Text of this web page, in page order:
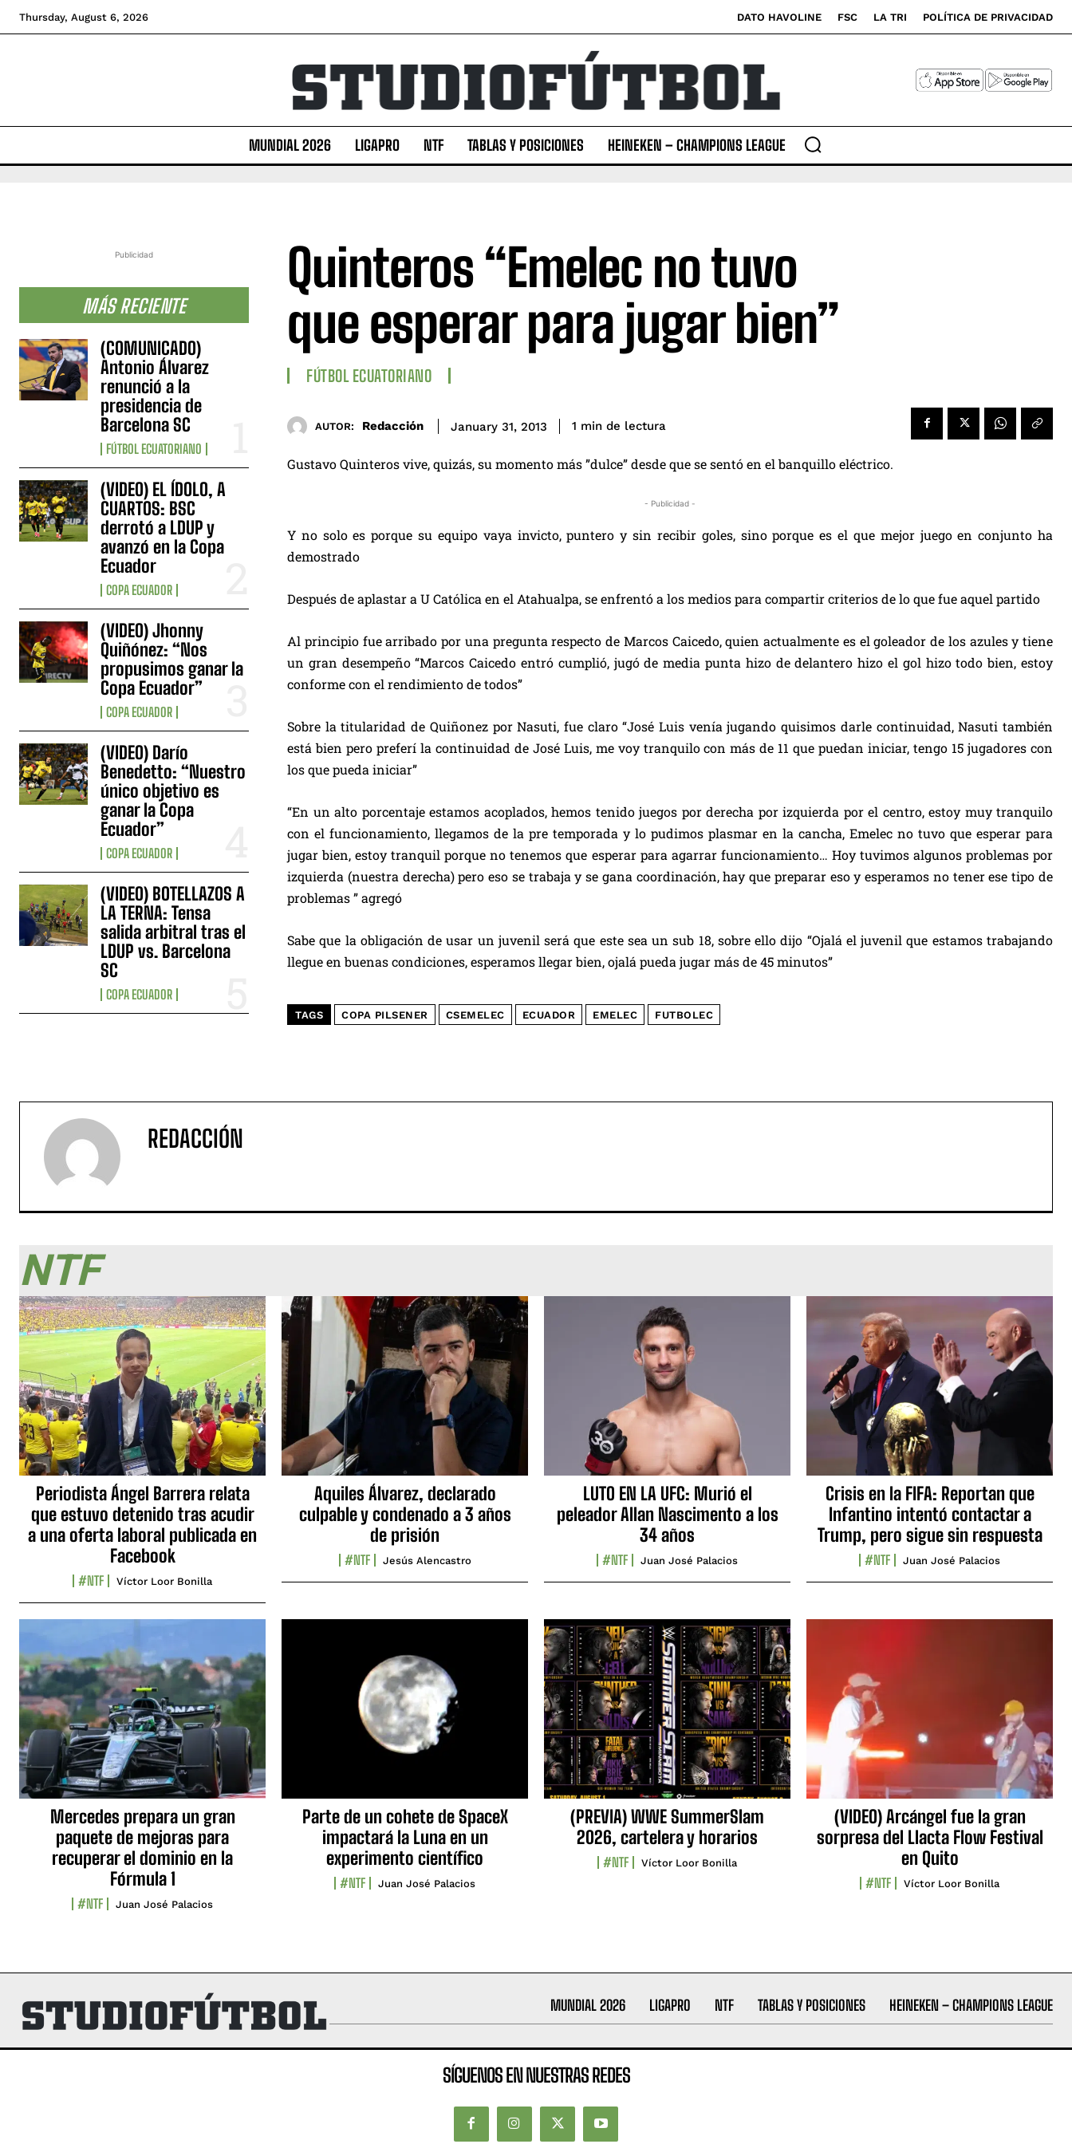
Thursday, August 6, 2026 DATO HAVOLINE FSC LA TRI POLÍTICA DE PRIVACIDAD
MUNDIAL 2026 LIGAPRO NTF TABLAS Y POSICIONES HEINEKEN – CHAMPIONS LEAGUE
Publicidad
MÁS RECIENTE
(COMUNICADO)
Antonio Álvarez
renunció a la
presidencia de
Barcelona SC
FÚTBOL ECUATORIANO
(VIDEO) EL ÍDOLO, A
CUARTOS: BSC
derrotó a LDUP y
avanzó en la Copa
Ecuador
COPA ECUADOR
(VIDEO) Jhonny
Quiñónez: “Nos
propusimos ganar la
Copa Ecuador”
COPA ECUADOR
(VIDEO) Darío
Benedetto: “Nuestro
único objetivo es
ganar la Copa
Ecuador”
COPA ECUADOR
(VIDEO) BOTELLAZOS A
LA TERNA: Tensa
salida arbitral tras el
LDUP vs. Barcelona
SC
COPA ECUADOR
Quinteros “Emelec no tuvo
que esperar para jugar bien”
FÚTBOL ECUATORIANO
AUTOR: Redacción January 31, 2013 1 min de lectura
Gustavo Quinteros vive, quizás, su momento más ”dulce” desde que se sentó en el banquillo eléctrico.
- Publicidad -
Y no solo es porque su equipo vaya invicto, puntero y sin recibir goles, sino porque es el que mejor juego en conjunto ha
demostrado
Después de aplastar a U Católica en el Atahualpa, se enfrentó a los medios para compartir criterios de lo que fue aquel partido
Al principio fue arribado por una pregunta respecto de Marcos Caicedo, quien actualmente es el goleador de los azules y tiene
un gran desempeño “Marcos Caicedo entró cumplió, jugó de media punta hizo de delantero hizo el gol hizo todo bien, estoy
conforme con el rendimiento de todos”
Sobre la titularidad de Quiñonez por Nasuti, fue claro “José Luis venía jugando quisimos darle continuidad, Nasuti también
está bien pero preferí la continuidad de José Luis, me voy tranquilo con más de 11 que puedan iniciar, tengo 15 jugadores con
los que pueda iniciar”
“En un alto porcentaje estamos acoplados, hemos tenido juegos por derecha por izquierda por el centro, estoy muy tranquilo
con el funcionamiento, llegamos de la pre temporada y lo pudimos plasmar en la cancha, Emelec no tuvo que esperar para
jugar bien, estoy tranquil porque no tenemos que esperar para agarrar funcionamiento… Hoy tuvimos algunos problemas por
izquierda (nuestra derecha) pero eso se trabaja y se gana coordinación, hay que preparar eso y esperamos no tener ese tipo de
problemas ” agregó
Sabe que la obligación de usar un juvenil será que este sea un sub 18, sobre ello dijo “Ojalá el juvenil que estamos trabajando
llegue en buenas condiciones, esperamos llegar bien, ojalá pueda jugar más de 45 minutos”
TAGS COPA PILSENER CSEMELEC ECUADOR EMELEC FUTBOLEC
REDACCIÓN
NTF
Periodista Ángel Barrera relata
que estuvo detenido tras acudir
a una oferta laboral publicada en
Facebook
#NTF Víctor Loor Bonilla
Aquiles Álvarez, declarado
culpable y condenado a 3 años
de prisión
#NTF Jesús Alencastro
LUTO EN LA UFC: Murió el
peleador Allan Nascimento a los
34 años
#NTF Juan José Palacios
Crisis en la FIFA: Reportan que
Infantino intentó contactar a
Trump, pero sigue sin respuesta
#NTF Juan José Palacios
Mercedes prepara un gran
paquete de mejoras para
recuperar el dominio en la
Fórmula 1
#NTF Juan José Palacios
Parte de un cohete de SpaceX
impactará la Luna en un
experimento científico
#NTF Juan José Palacios
(PREVIA) WWE SummerSlam
2026, cartelera y horarios
#NTF Víctor Loor Bonilla
(VIDEO) Arcángel fue la gran
sorpresa del Llacta Flow Festival
en Quito
#NTF Víctor Loor Bonilla
MUNDIAL 2026 LIGAPRO NTF TABLAS Y POSICIONES HEINEKEN – CHAMPIONS LEAGUE
SÍGUENOS EN NUESTRAS REDES